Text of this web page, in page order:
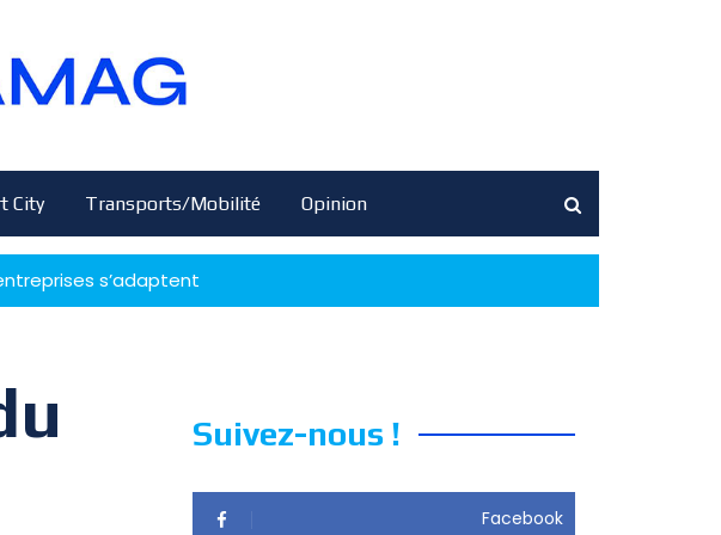
City Transports/Mobilité Opinion
s’adaptent
Suivez-nous !
Facebook